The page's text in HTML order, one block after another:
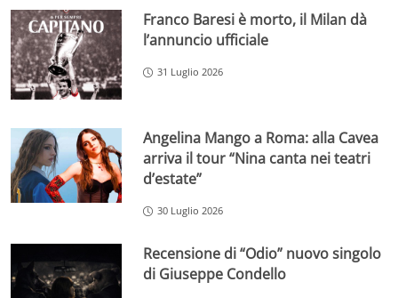
Franco Baresi è morto, il Milan dà
l’annuncio ufficiale
31 Luglio 2026
Angelina Mango a Roma: alla Cavea
arriva il tour “Nina canta nei teatri
d’estate”
30 Luglio 2026
Recensione di “Odio” nuovo singolo
di Giuseppe Condello